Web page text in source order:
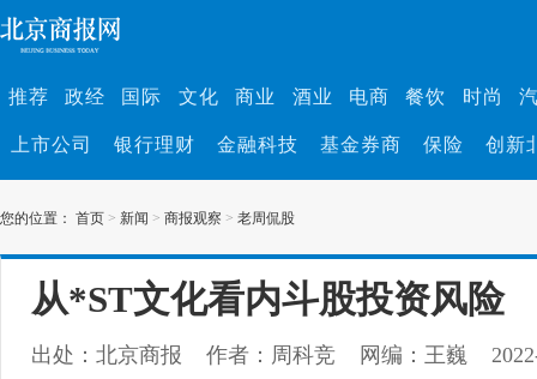
推荐 政经 国际 文化 商业 酒业 电商 餐饮 时尚
上市公司 银行理财 金融科技 基金券商 保险 创新
您的位置： 首页 > 新闻 > 商报观察 > 老周侃股
从*ST文化看内斗股投资风险
出处：北京商报 作者：周科竞 网编：王巍